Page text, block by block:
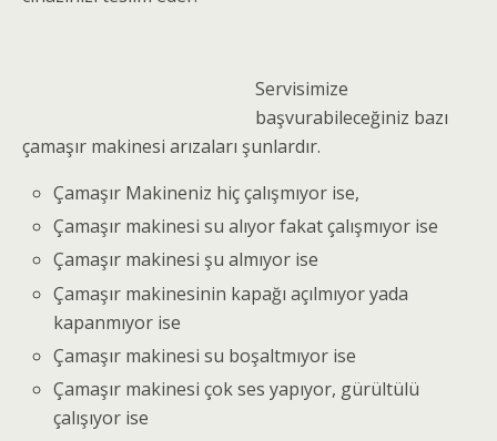
Servisimize
başvurabileceğiniz bazı
çamaşır makinesi arızaları şunlardır.
Çamaşır Makineniz hiç çalışmıyor ise,
Çamaşır makinesi su alıyor fakat çalışmıyor ise
Çamaşır makinesi şu almıyor ise
Çamaşır makinesinin kapağı açılmıyor yada
kapanmıyor ise
Çamaşır makinesi su boşaltmıyor ise
Çamaşır makinesi çok ses yapıyor, gürültülü
çalışıyor ise